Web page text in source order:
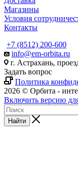
Магазины
Условия
Контакты
+7 (8512) 200-600
info@em-orbita.ru
г. Астрахань,
Задать вопрос
Политика
2026 © Орбита -
Включить версию
Найти